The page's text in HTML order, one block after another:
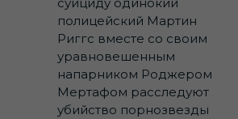
суициду одинокий
полицейский Мартин
Риггс вместе со своим
уравновешенным
напарником Роджером
Мертафом расследуют
убийство порнозвезды